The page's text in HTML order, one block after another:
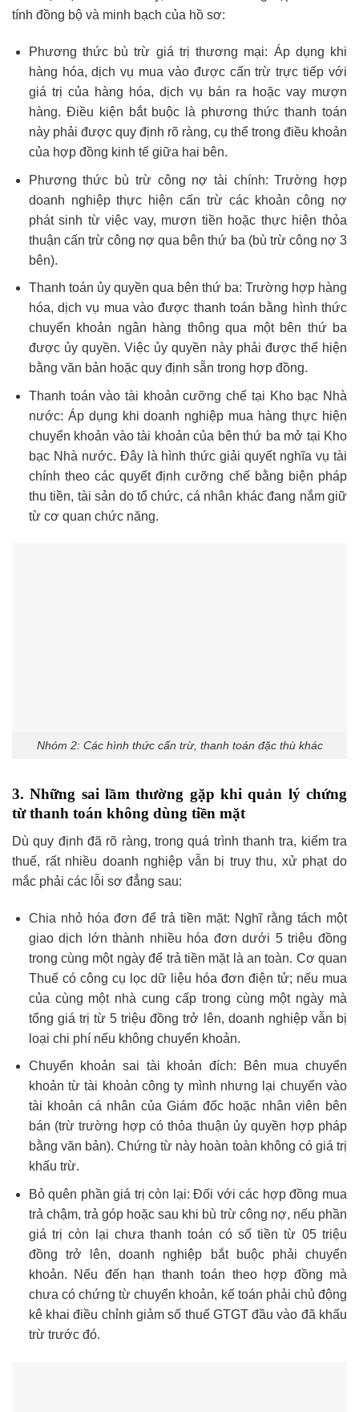
tính đồng bộ và minh bạch của hồ sơ:
Phương thức bù trừ giá trị thương mại: Áp dụng khi
hàng hóa, dịch vụ mua vào được cấn trừ trực tiếp với
giá trị của hàng hóa, dịch vụ bán ra hoặc vay mượn
hàng. Điều kiện bắt buộc là phương thức thanh toán
này phải được quy định rõ ràng, cụ thể trong điều khoản
của hợp đồng kinh tế giữa hai bên.
Phương thức bù trừ công nợ tài chính: Trường hợp
doanh nghiệp thực hiện cấn trừ các khoản công nợ
phát sinh từ việc vay, mượn tiền hoặc thực hiện thỏa
thuận cấn trừ công nợ qua bên thứ ba (bù trừ công nợ 3
bên).
Thanh toán ủy quyền qua bên thứ ba: Trường hợp hàng
hóa, dịch vụ mua vào được thanh toán bằng hình thức
chuyển khoản ngân hàng thông qua một bên thứ ba
được ủy quyền. Việc ủy quyền này phải được thể hiện
bằng văn bản hoặc quy định sẵn trong hợp đồng.
Thanh toán vào tài khoản cưỡng chế tại Kho bạc Nhà
nước: Áp dụng khi doanh nghiệp mua hàng thực hiện
chuyển khoản vào tài khoản của bên thứ ba mở tại Kho
bạc Nhà nước. Đây là hình thức giải quyết nghĩa vụ tài
chính theo các quyết định cưỡng chế bằng biện pháp
thu tiền, tài sản do tổ chức, cá nhân khác đang nắm giữ
từ cơ quan chức năng.
Nhóm 2: Các hình thức cấn trừ, thanh toán đặc thù khác
3. Những sai lầm thường gặp khi quản lý chứng
từ thanh toán không dùng tiền mặt
Dù quy định đã rõ ràng, trong quá trình thanh tra, kiểm tra
thuế, rất nhiều doanh nghiệp vẫn bị truy thu, xử phạt do
mắc phải các lỗi sơ đẳng sau:
Chia nhỏ hóa đơn để trả tiền mặt: Nghĩ rằng tách một
giao dịch lớn thành nhiều hóa đơn dưới 5 triệu đồng
trong cùng một ngày để trả tiền mặt là an toàn. Cơ quan
Thuế có công cụ lọc dữ liệu hóa đơn điện tử; nếu mua
của cùng một nhà cung cấp trong cùng một ngày mà
tổng giá trị từ 5 triệu đồng trở lên, doanh nghiệp vẫn bị
loại chi phí nếu không chuyển khoản.
Chuyển khoản sai tài khoản đích: Bên mua chuyển
khoản từ tài khoản công ty mình nhưng lại chuyển vào
tài khoản cá nhân của Giám đốc hoặc nhân viên bên
bán (trừ trường hợp có thỏa thuận ủy quyền hợp pháp
bằng văn bản). Chứng từ này hoàn toàn không có giá trị
khấu trừ.
Bỏ quên phần giá trị còn lại: Đối với các hợp đồng mua
trả chậm, trả góp hoặc sau khi bù trừ công nợ, nếu phần
giá trị còn lại chưa thanh toán có số tiền từ 05 triệu
đồng trở lên, doanh nghiệp bắt buộc phải chuyển
khoản. Nếu đến hạn thanh toán theo hợp đồng mà
chưa có chứng từ chuyển khoản, kế toán phải chủ động
kê khai điều chỉnh giảm số thuế GTGT đầu vào đã khấu
trừ trước đó.